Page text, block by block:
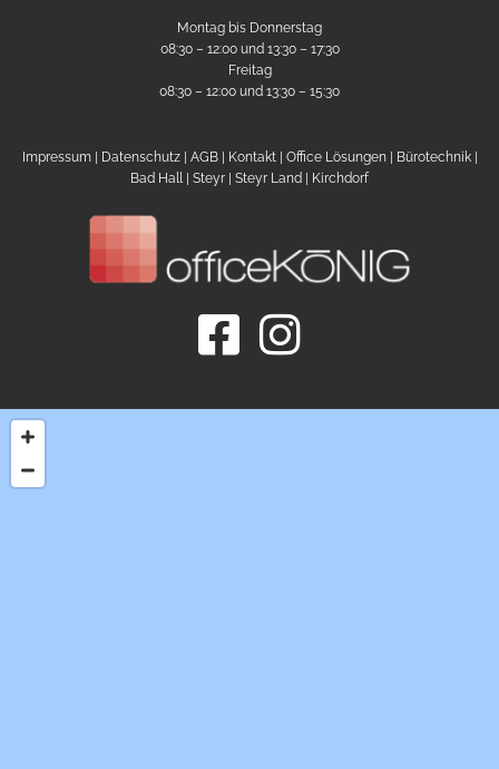
Montag bis Donnerstag
08:30 – 12:00 und 13:30 – 17:30
Freitag
08:30 – 12:00 und 13:30 – 15:30
Impressum| Datenschutz| AGB Kontakt| Office Lösungen| Bürotechnik|
Bad Hall| Steyr | Steyr Land | Kirchdorf